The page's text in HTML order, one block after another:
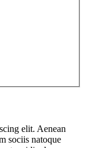
elit. Aenean
sociis natoque